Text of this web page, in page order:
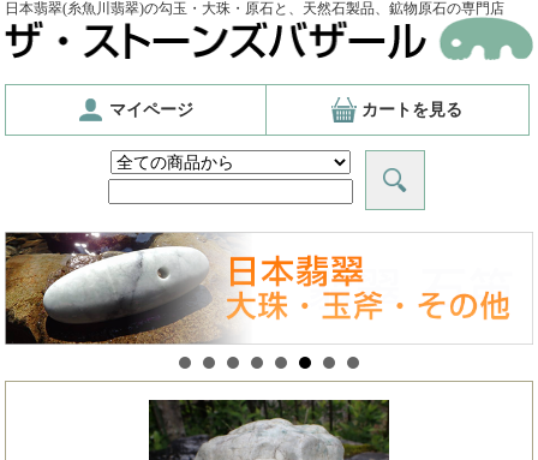
日本翡翠(糸魚川翡翠)の勾玉・大珠・原石と、天然石製品、鉱物原石の専門店
マイページ カートを見る